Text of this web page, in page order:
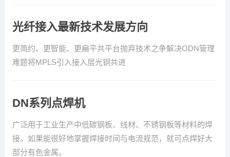
光纤接入最新技术发展方向
更简约、更智能、更扁平共平台抛弃技术之争解决ODN管理
难题将MPLS引入接入层光铜共进
DN系列点焊机
广泛用于工业生产中低碳钢板、线材、不锈钢板等材料的焊
接。如果能很好地掌握焊接时间与电流规范，就可点焊好大
部分有色金属。